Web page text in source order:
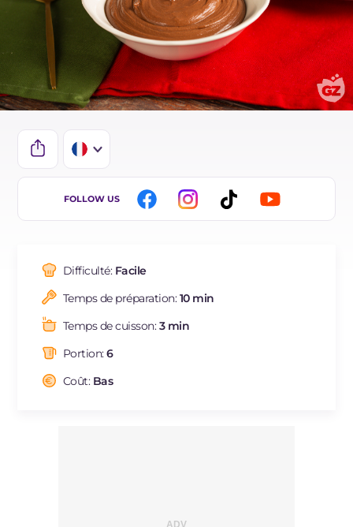
IT
ES
BR
NL
FOLLOW US
Difficulté: Facile
Temps de préparation:10 min
Temps de cuisson:3 min
Portion:6
Coût: Bas